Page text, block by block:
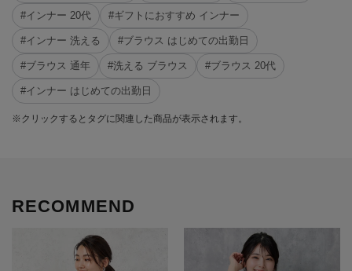
#インナー 20代 #ギフトにおすすめ インナー
#インナー 洗える #ブラウス はじめての出勤日
#ブラウス 通年 #洗える ブラウス #ブラウス 20代
#インナー はじめての出勤日
※クリックするとタグに関連した商品が表示されます。
RECOMMEND